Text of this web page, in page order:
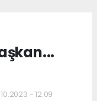
- 12:09